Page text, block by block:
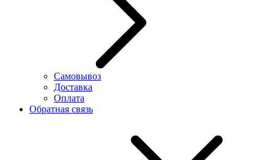
Самовывоз
Доставка
Оплата
Обратная связь